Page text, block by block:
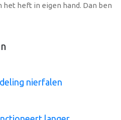
heft in eigen hand. Dan ben
nierfalen